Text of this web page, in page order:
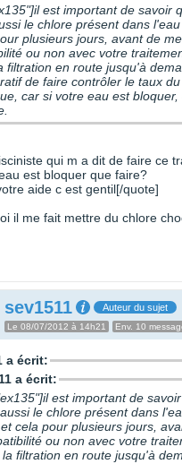
est important de savoir
pas de chlore dans votre bassin
plusieurs jours, avant de
ou non avec votre
en route jusqu'à demain, si demain votre eau est
de faire contrôler le taux
car si votre eau est
qui m a dit de faire ce
est bloquer que faire?
aide c est gentil[/quote]
il me fait mettre du chlore
sev1511 Auteur du sujet
Le 08/07/2012 à 14h21 Env. 10
a écrit:
a écrit:
est important de
que vous avez pas de chlore dans votre
cela pour plusieurs jours,
ou non avec votre
en route jusqu'à demain, si demain votre eau est